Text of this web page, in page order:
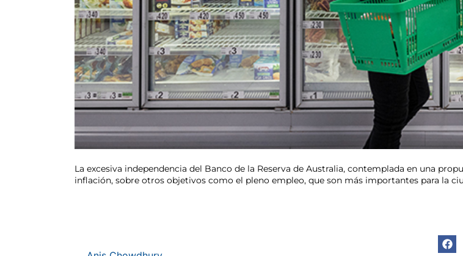
La excesiva independencia del Banco de la Reserva de Australia, contemplada en una
inflación, sobre otros objetivos como el pleno empleo, que son más importantes para la